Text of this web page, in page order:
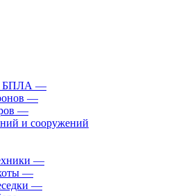
БПЛА —
—
—
и сооружений
—
—
—